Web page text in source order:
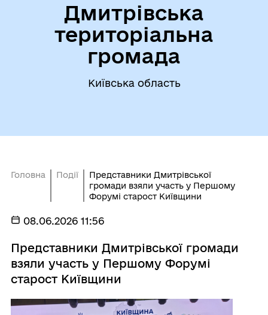
Дмитрівська
територіальна
громада
Київська область
Головна Події
Представники Дмитрівської
громади взяли участь у Першому
Форумі старост Київщини
08.06.2026 11:56
Представники Дмитрівської громади
взяли участь у Першому Форумі
старост Київщини